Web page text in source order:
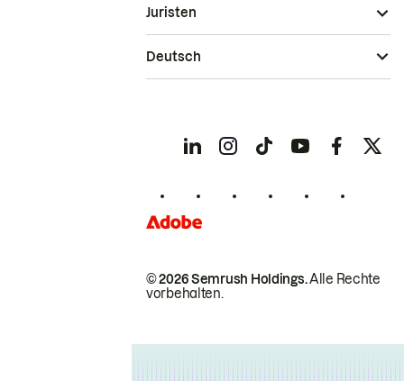
© 2026 Semrush Holdings.Alle Rechte
vorbehalten.
Juristen
Deutsch